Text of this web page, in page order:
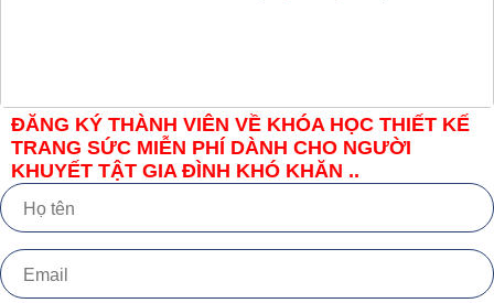
ĐĂNG KÝ THÀNH VIÊN VỀ KHÓA HỌC THIẾT KẾ
TRANG SỨC MIỄN PHÍ DÀNH CHO NGƯỜI
KHUYẾT TẬT GIA ĐÌNH KHÓ KHĂN ..